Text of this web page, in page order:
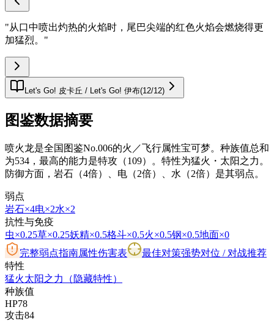
"从口中喷出灼热的火焰时，尾巴尖端的红色火焰会燃烧得更
加猛烈。 "
Let's Go! 皮卡丘 / Let's Go! 伊布(12/12)
图鉴数据摘要
喷火龙是全国图鉴No.006的火／飞行属性宝可梦。种族值总和
为534，最高的能力是特攻（109）。特性为猛火・太阳之力。
防御方面，岩石（4倍）、电（2倍）、水（2倍）是其弱点。
弱点
岩石×4电×2水×2
抗性与免疫
虫×0.25草×0.25妖精×0.5格斗×0.5火×0.5钢×0.5地面×0
完整弱点指南属性伤害表 最佳对策强势对位 / 对战推荐
特性
猛火太阳之力
（隐藏特性）
种族值
HP78
攻击84